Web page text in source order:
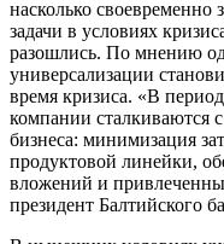
насколько своевременно
задачи в условиях
разошлись. По мнению
универсализации
время кризиса. «В
компании сталкиваются
бизнеса: минимизация
продуктовой линейки,
вложений и
президент Балтийского